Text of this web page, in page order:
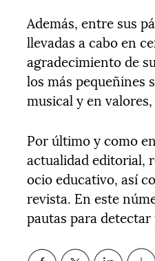
Además, entre sus
llevadas a cabo en
agradecimiento de
los más pequeñines
musical y en
Por último y como
actualidad editorial,
ocio educativo, así
revista. En este
pautas para